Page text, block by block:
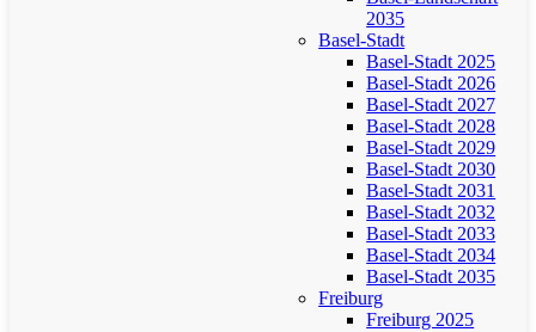
2035
Basel-Stadt
Basel-Stadt 2025
Basel-Stadt 2026
Basel-Stadt 2027
Basel-Stadt 2028
Basel-Stadt 2029
Basel-Stadt 2030
Basel-Stadt 2031
Basel-Stadt 2032
Basel-Stadt 2033
Basel-Stadt 2034
Basel-Stadt 2035
Freiburg
Freiburg 2025